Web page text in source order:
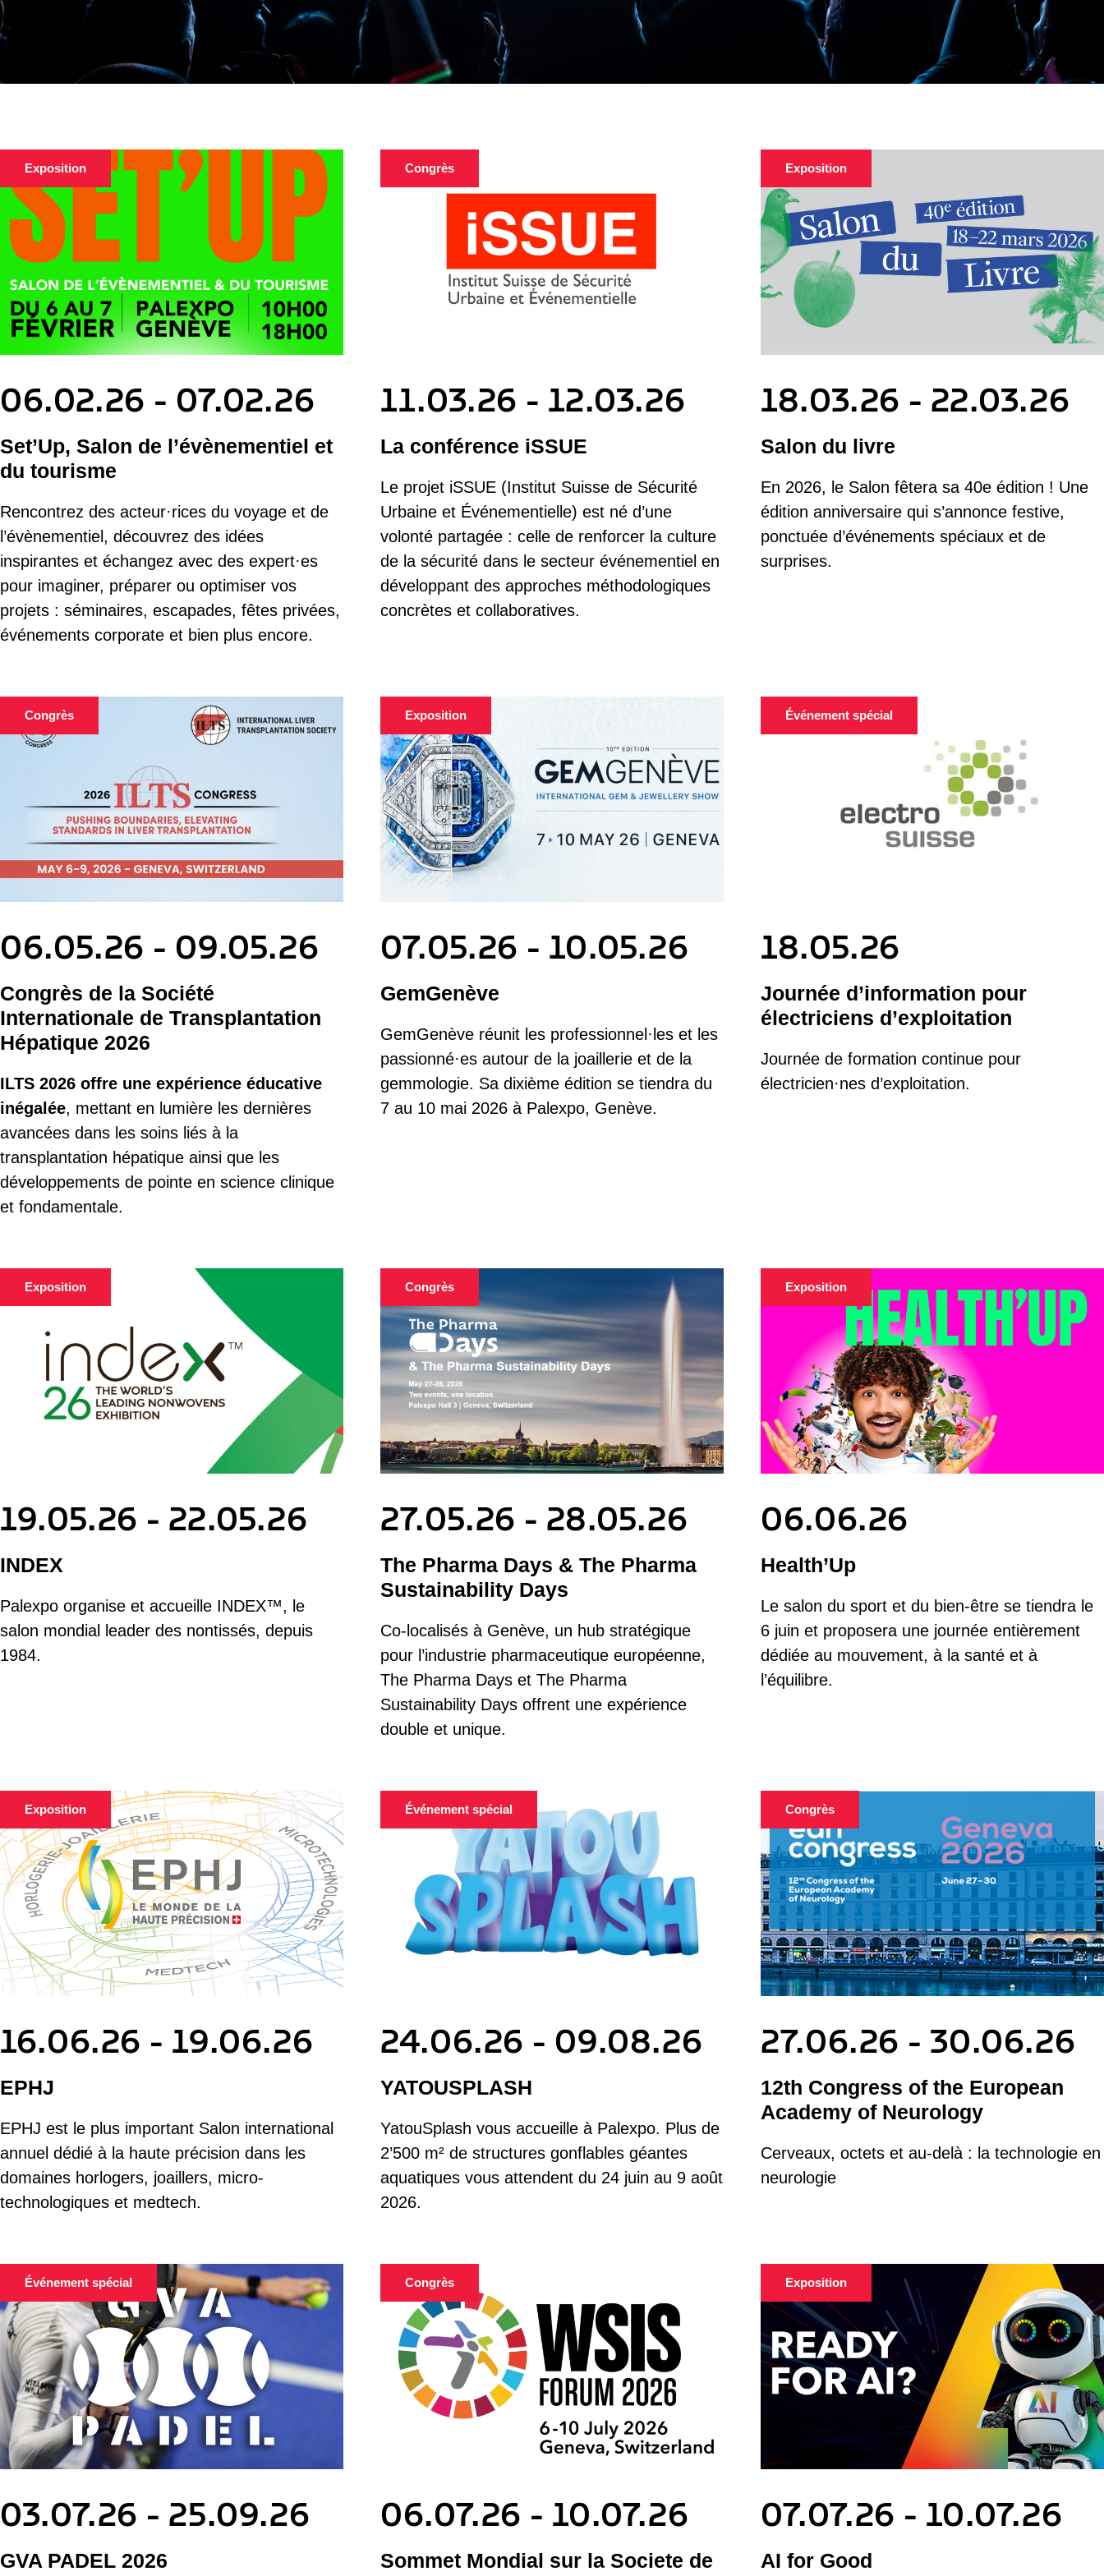
Exposition
06.02.26 - 07.02.26
Set’Up, Salon de l’évènementiel et
du tourisme
Rencontrez des acteur·rices du voyage et de
l’évènementiel, découvrez des idées
inspirantes et échangez avec des expert·es
pour imaginer, préparer ou optimiser vos
projets : séminaires, escapades, fêtes privées,
événements corporate et bien plus encore.
Congrès
11.03.26 - 12.03.26
La conférence iSSUE
Le projet iSSUE (Institut Suisse de Sécurité
Urbaine et Événementielle) est né d’une
volonté partagée : celle de renforcer la culture
de la sécurité dans le secteur événementiel en
développant des approches méthodologiques
concrètes et collaboratives.
Exposition
18.03.26 - 22.03.26
Salon du livre
En 2026, le Salon fêtera sa 40e édition ! Une
édition anniversaire qui s’annonce festive,
ponctuée d’événements spéciaux et de
surprises.
Congrès
06.05.26 - 09.05.26
Congrès de la Société
Internationale de Transplantation
Hépatique 2026
ILTS 2026 offre une expérience éducative
inégalée, mettant en lumière les dernières
avancées dans les soins liés à la
transplantation hépatique ainsi que les
développements de pointe en science clinique
et fondamentale.
Exposition
07.05.26 - 10.05.26
GemGenève
GemGenève réunit les professionnel·les et les
passionné·es autour de la joaillerie et de la
gemmologie. Sa dixième édition se tiendra du
7 au 10 mai 2026 à Palexpo, Genève.
Événement spécial
18.05.26
Journée d’information pour
électriciens d’exploitation
Journée de formation continue pour
électricien·nes d’exploitation.
Exposition
19.05.26 - 22.05.26
INDEX
Palexpo organise et accueille INDEX™, le
salon mondial leader des nontissés, depuis
1984.
Congrès
27.05.26 - 28.05.26
The Pharma Days & The Pharma
Sustainability Days
Co‑localisés à Genève, un hub stratégique
pour l’industrie pharmaceutique européenne,
The Pharma Days et The Pharma
Sustainability Days offrent une expérience
double et unique.
Exposition
06.06.26
Health’Up
Le salon du sport et du bien-être se tiendra le
6 juin et proposera une journée entièrement
dédiée au mouvement, à la santé et à
l’équilibre.
Exposition
16.06.26 - 19.06.26
EPHJ
EPHJ est le plus important Salon international
annuel dédié à la haute précision dans les
domaines horlogers, joaillers, micro-
technologiques et medtech.
Événement spécial
24.06.26 - 09.08.26
YATOUSPLASH
YatouSplash vous accueille à Palexpo. Plus de
2’500 m² de structures gonflables géantes
aquatiques vous attendent du 24 juin au 9 août
2026.
Congrès
27.06.26 - 30.06.26
12th Congress of the European
Academy of Neurology
Cerveaux, octets et au-delà : la technologie en
neurologie
Événement spécial
03.07.26 - 25.09.26
GVA PADEL 2026
Congrès
06.07.26 - 10.07.26
Sommet Mondial sur la Societe de
Exposition
07.07.26 - 10.07.26
AI for Good